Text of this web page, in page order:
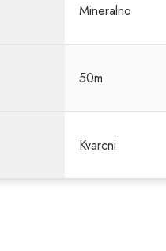
Mineralno
50m
Kvarcni